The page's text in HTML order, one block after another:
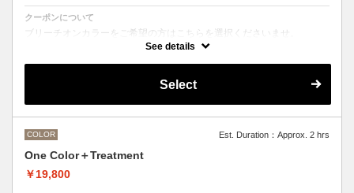
クーポンについて
ブリーチオンカラーをご希望の方はこちらを選択くださいませ。
現できない場合がございます。
M ¥＋550 L¥＋1100 LL¥＋2200
See details
Select
COLOR Est. Duration：Approx. 2 hrs
One Color＋Treatment
￥19,800